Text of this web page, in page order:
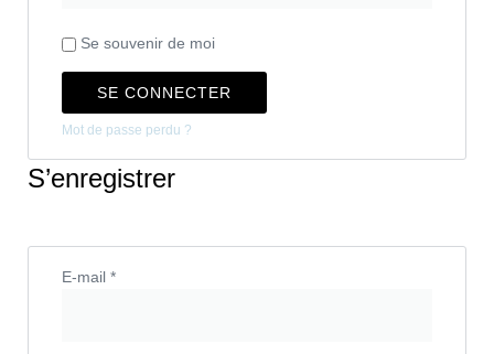
Se souvenir de moi
SE CONNECTER
Mot de passe perdu ?
S’enregistrer
E-mail *